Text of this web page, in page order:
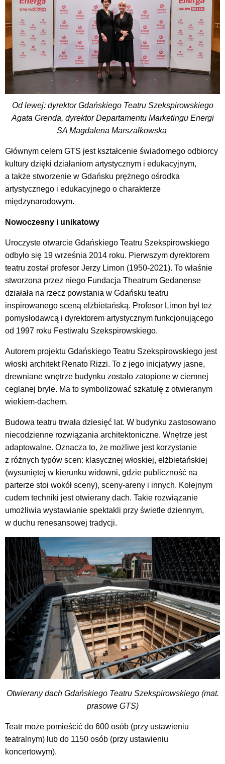
Od lewej: dyrektor Gdańskiego Teatru Szekspirowskiego
Agata Grenda, dyrektor Departamentu Marketingu Energi
SA Magdalena Marszałkowska
Głównym celem GTS jest kształcenie świadomego odbiorcy
kultury dzięki działaniom artystycznym i edukacyjnym,
a także stworzenie w Gdańsku prężnego ośrodka
artystycznego i edukacyjnego o charakterze
międzynarodowym.
Nowoczesny i unikatowy
Uroczyste otwarcie Gdańskiego Teatru Szekspirowskiego
odbyło się 19 września 2014 roku. Pierwszym dyrektorem
teatru został profesor Jerzy Limon (1950-2021). To właśnie
stworzona przez niego Fundacja Theatrum Gedanense
działała na rzecz powstania w Gdańsku teatru
inspirowanego sceną elżbietańską. Profesor Limon był też
pomysłodawcą i dyrektorem artystycznym funkcjonującego
od 1997 roku Festiwalu Szekspirowskiego.
Autorem projektu Gdańskiego Teatru Szekspirowskiego jest
włoski architekt Renato Rizzi. To z jego inicjatywy jasne,
drewniane wnętrze budynku zostało zatopione w ciemnej
ceglanej bryle. Ma to symbolizować szkatułę z otwieranym
wiekiem-dachem.
Budowa teatru trwała dziesięć lat. W budynku zastosowano
niecodzienne rozwiązania architektoniczne. Wnętrze jest
adaptowalne. Oznacza to, że możliwe jest korzystanie
z różnych typów scen: klasycznej włoskiej, elżbietańskiej
(wysuniętej w kierunku widowni, gdzie publiczność na
parterze stoi wokół sceny), sceny-areny i innych. Kolejnym
cudem techniki jest otwierany dach. Takie rozwiązanie
umożliwia wystawianie spektakli przy świetle dziennym,
w duchu renesansowej tradycji.
Otwierany dach Gdańskiego Teatru Szekspirowskiego (mat.
prasowe GTS)
Teatr może pomieścić do 600 osób (przy ustawieniu
teatralnym) lub do 1150 osób (przy ustawieniu
koncertowym).